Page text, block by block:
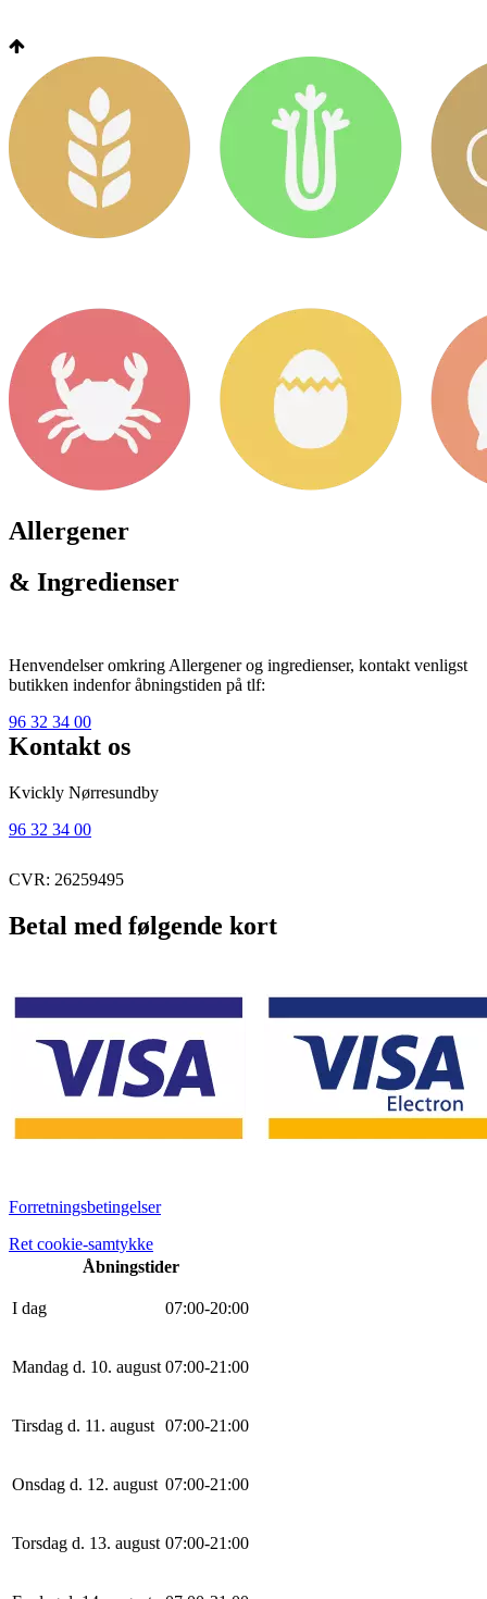
Allergener
& Ingredienser
Henvendelser omkring Allergener og ingredienser, kontakt venligst
butikken indenfor åbningstiden på tlf:
96 32 34 00
Kontakt os
Kvickly Nørresundby
96 32 34 00
CVR: 26259495
Betal med følgende kort
Forretningsbetingelser
Ret cookie-samtykke
Åbningstider
I dag 07:00-20:00
Mandag d. 10. august 07:00-21 :00
Tirsdag d. 11. august 07:00-21 :00
Onsdag d. 12. august 07:00-21 :00
Torsdag d. 13. august 07:00-21 :00